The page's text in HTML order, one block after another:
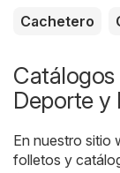
Cachetero
Deporte y
En nuestro sitio
folletos y